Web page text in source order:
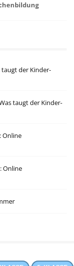
der Kinder-
taugt der Kinder-
Online
Online